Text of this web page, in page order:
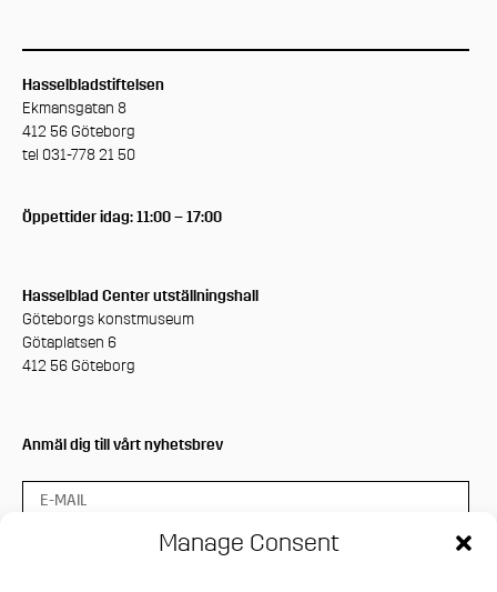
Manage Consent
Hasselbladstiftelsen
Ekmansgatan 8
412 56 Göteborg
tel 031-778 21 50
Öppettider idag: 11:00 – 17:00
Hasselblad Center utställningshall
Göteborgs konstmuseum
Götaplatsen 6
412 56 Göteborg
Anmäl dig till vårt nyhetsbrev